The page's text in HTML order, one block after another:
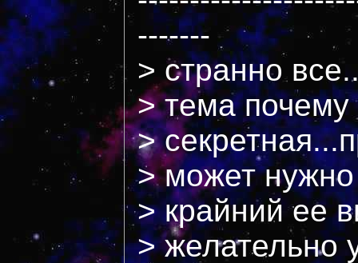
-------
> странно
> тема почему
>
> может нужно
> крайний ее
> желательно